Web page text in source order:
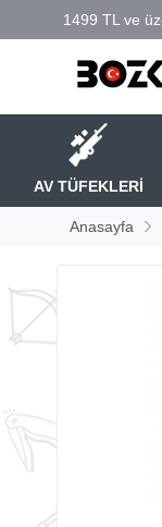
AV TÜFEKLERİ
Anasayfa